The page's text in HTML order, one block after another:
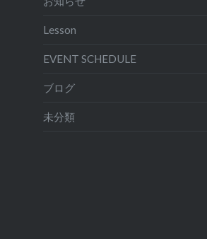
Lesson
EVENT SCHEDULE
ブログ
未分類